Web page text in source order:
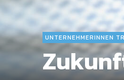
UNTERNEHMERINNEN